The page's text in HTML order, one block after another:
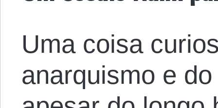
Uma coisa
anarquismo e